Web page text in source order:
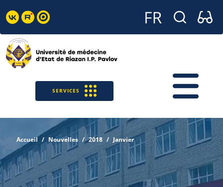
SERVICES
Accueil Nouvelles 2018 Janvier